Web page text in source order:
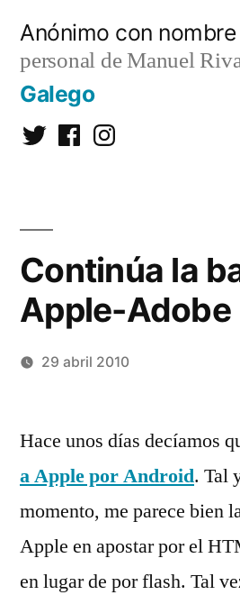
contenido
Anónimo con nombre
personal de Manuel
Galego
TwitterFacebookInstagram
Continúa la
Apple-Adobe
Álvarez
29 abril 2010
en
Continúa
batalla
Apple-
Hace unos días decíamos
a Apple por Android. Tal
momento, me parece bien
Apple en apostar por el
en lugar de por flash. Tal